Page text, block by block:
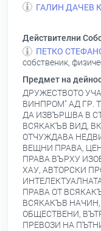
ГАЛИН ДАЧЕВ
Действителни
ПЕТКО
собственик,
Предмет на
ДРУЖЕСТВОТО
ВИНПРОМ" АД ГР.
ДА ИЗВЪРШВА В
ВСЯКАКЪВ ВИД,
ОТЧУЖДАВА
ВЕЩНИ ПРАВА,
ПРАВА ВЪРХУ
ХАУ, АВТОРСКИ
ПРАВА ОТ
ВСЯКАКЪВ
ОБЩЕСТВЕНИ,
ПРЕВОЗИ НА